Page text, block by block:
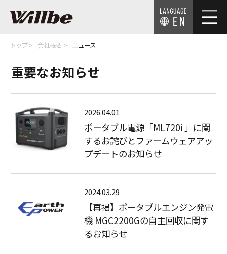
EN
トップ 会社概要 ニュース
重要なお知らせ
2026.04.01
ポータブル電源「ML720i 」に関
するお詫びとファームウェアアッ
プデートのお知らせ
2024.03.29
【再掲】ポータブルエンジン発電
機 MGC2200Gの自主回収に関す
るお知らせ